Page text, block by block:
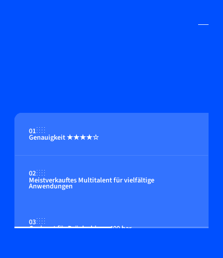
01
Genauigkeit ★★★★☆
02
Meistverkauftes Multitalent für vielfältige
Anwendungen
03
Geeignet für Drücke bis zu 400 bar